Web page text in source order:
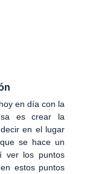
en día con la
es crear la
en el lugar
se hace un
ver los puntos
estos puntos